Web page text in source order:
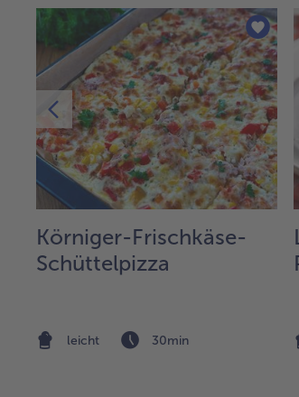
Körniger-Frischkäse-
Schüttelpizza
leicht 30min